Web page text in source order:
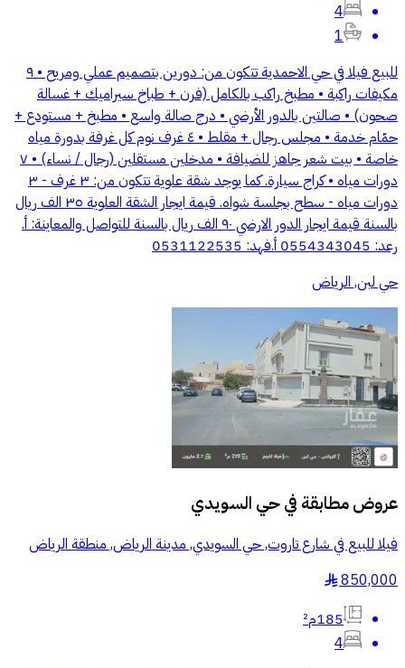
4
1
للبيع فيلا في حي الاحمدية تتكون من: دورين بتصميم عملي ومريح • ٩
مكيفات راكبة • مطبخ راكب بالكامل (فرن + طباخ سيراميك + غسالة
صحون) • صالتين بالدور الأرضي • درج صالة واسع • مطبخ + مستودع +
حمّام خدمة • مجلس رجال + مقلط • ٤ غرف نوم كل غرفة بدورة مياه
خاصة • بيت شعر جاهز للضيافة • مدخلين مستقلين (رجال / نساء) • ٧
دورات مياه • كراج سيارة. كما يوجد شقة علوية تتكون من: ٣ غرف - ٣
دورات مياه - سطح بجلسة شواه. قيمة ايجار الشقة العلوية ٣٥ الف ريال
بالسنة قيمة ايجار الدور الارضي ٩٠ الف ريال بالسنة للتواصل والمعاينة: أ.
رعد: 0554343045 أ.فهد: 0531122535
حي لبن, الرياض
عروض مطابقة فيحي السويدي
فيلا للبيع في شارع تاروت, حي السويدي, مدينة الرياض, منطقة الرياض
850,000
§
185م²
4